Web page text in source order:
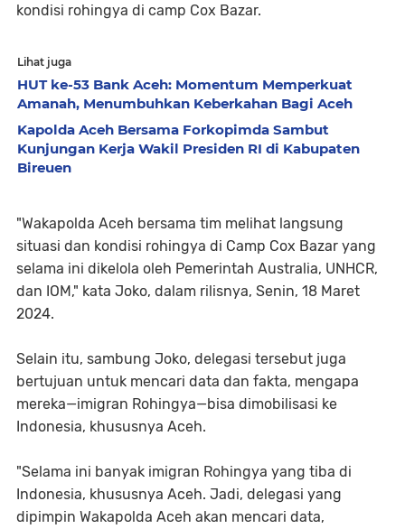
kondisi rohingya di camp Cox Bazar.
Lihat juga
HUT ke-53 Bank Aceh: Momentum Memperkuat
Amanah, Menumbuhkan Keberkahan Bagi Aceh
Kapolda Aceh Bersama Forkopimda Sambut
Kunjungan Kerja Wakil Presiden RI di Kabupaten
Bireuen
"Wakapolda Aceh bersama tim melihat langsung
situasi dan kondisi rohingya di Camp Cox Bazar yang
selama ini dikelola oleh Pemerintah Australia, UNHCR,
dan IOM," kata Joko, dalam rilisnya, Senin, 18 Maret
2024.
Selain itu, sambung Joko, delegasi tersebut juga
bertujuan untuk mencari data dan fakta, mengapa
mereka—imigran Rohingya—bisa dimobilisasi ke
Indonesia, khususnya Aceh.
"Selama ini banyak imigran Rohingya yang tiba di
Indonesia, khususnya Aceh. Jadi, delegasi yang
dipimpin Wakapolda Aceh akan mencari data,